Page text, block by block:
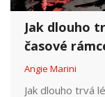
Jak dlouho
časové
Angie Marini
Jak dlouho trvá